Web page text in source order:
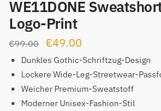
WE11DONE
Logo-Print
€99.00
Ursprünglicher
Preis
war:
€99.00
€49.00
Preis
ist:
€49.00.
Dunkles Gothic-Schriftzug-Design
Lockere Wide-Leg-Streetwear-
Weicher Premium-Sweatstoff
Moderner Unisex-Fashion-Stil